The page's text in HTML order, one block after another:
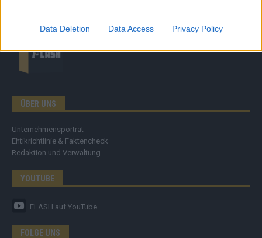
Data Deletion Data Access Privacy Policy
FLASH – DAS VIDEOPORTAL
ÜBER UNS
Unternehmensporträt
Ehtikrichtlinie & Faktencheck
Redaktion und Verwaltung
YOUTUBE
FLASH auf YouTube
FOLGE UNS